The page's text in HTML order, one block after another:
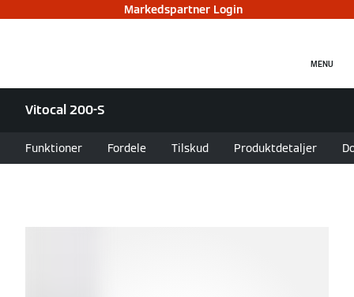
Markedspartner Login
MENU
Vitocal 200-S
Funktioner Fordele Tilskud Produktdetaljer